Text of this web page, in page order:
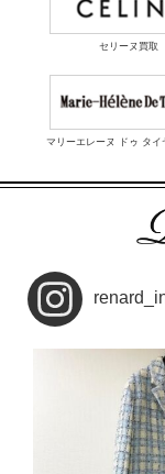
セリーヌ買取
マリーエレーヌ ドゥ タイ